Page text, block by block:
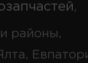
,
районы,